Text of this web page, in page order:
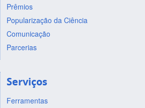
Prêmios
Popularização da Ciência
Comunicação
Parcerias
Serviços
Ferramentas